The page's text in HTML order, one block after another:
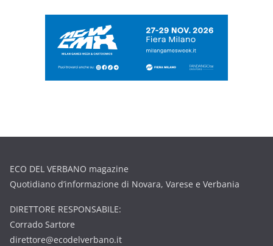
ECO DEL VERBANO magazine
Quotidiano d’informazione di Novara, Varese e Verbania
DIRETTORE RESPONSABILE:
Corrado Sartore
direttore@ecodelverbano.it